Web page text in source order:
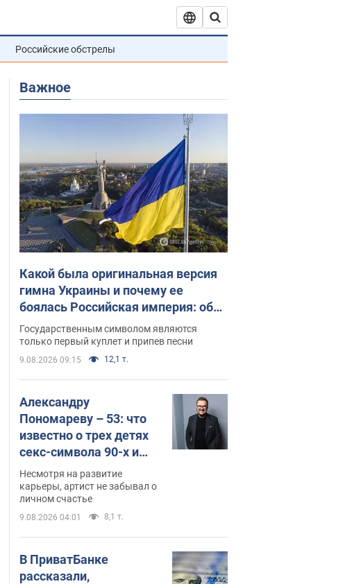
Российские обстрелы
Важное
Какой была оригинальная версия
гимна Украины и почему ее
боялась Российская империя: об
этом не рассказывают в школе
Государственным символом являются
только первый куплет и припев песни
9.08.2026 09:15 12,1 т.
Александру
Пономареву – 53: что
известно о трех детях
секс-символа 90-х и
как они выглядят
Несмотря на развитие
карьеры, артист не забывал о
личном счастье
9.08.2026 04:01 8,1 т.
В ПриватБанке
рассказали,